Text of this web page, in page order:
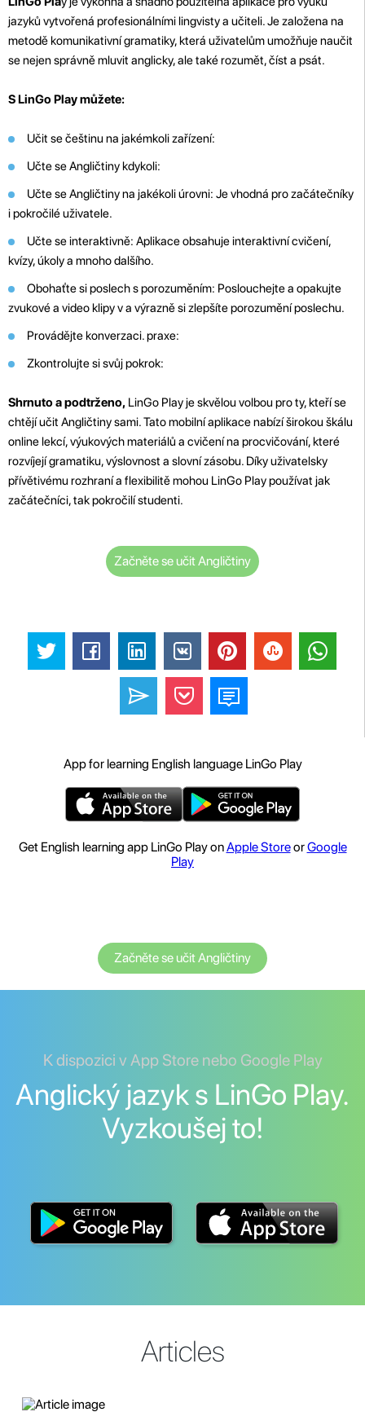
jazyků vytvořená profesionálními lingvisty a učiteli. Je založena na
metodě komunikativní gramatiky, která uživatelům umožňuje naučit
se nejen správně mluvit anglicky, ale také rozumět, číst a psát.
S LinGo Play můžete:
Učit se češtinu na jakémkoli zařízení:
Učte se Angličtiny kdykoli:
Učte se Angličtiny na jakékoli úrovni: Je vhodná pro začátečníky
i pokročilé uživatele.
Učte se interaktivně: Aplikace obsahuje interaktivní cvičení,
kvízy, úkoly a mnoho dalšího.
Obohaťte si poslech s porozuměním: Poslouchejte a opakujte
zvukové a video klipy v a výrazně si zlepšíte porozumění poslechu.
Provádějte konverzaci. praxe:
Zkontrolujte si svůj pokrok:
Shrnuto a podtrženo, LinGo Play je skvělou volbou pro ty, kteří se
chtějí učit Angličtiny sami. Tato mobilní aplikace nabízí širokou škálu
online lekcí, výukových materiálů a cvičení na procvičování, které
rozvíjejí gramatiku, výslovnost a slovní zásobu. Díky uživatelsky
přívětivému rozhraní a flexibilitě mohou LinGo Play používat jak
začátečníci, tak pokročilí studenti.
Začněte se učit Angličtiny
App for learning English language LinGo Play
Get English learning app LinGo Play onApple StoreorGoogle
Play
Začněte se učit Angličtiny
K dispozici v App Store nebo Google Play
Anglický jazyk s LinGo Play.
Vyzkoušej to!
Articles